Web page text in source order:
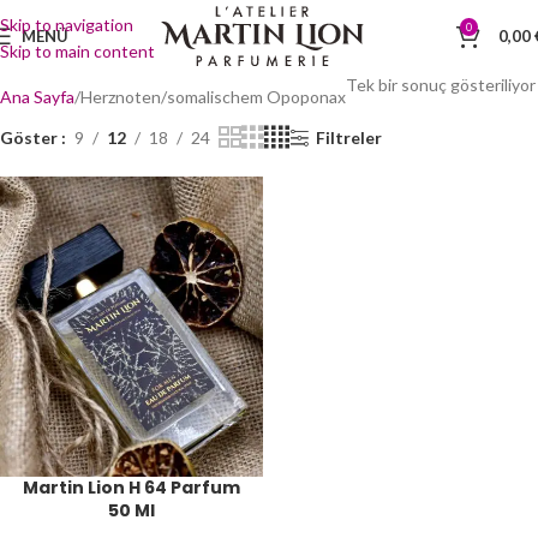
Skip to navigation
Skip to main content
MENÜ 0 0,00
Ana Sayfa Herznoten somalischem Opoponax
Tek bir sonuç gösteriliyor
Göster 9 12 18 24 Filtreler
Martin Lion H 64 Parfum
50 Ml